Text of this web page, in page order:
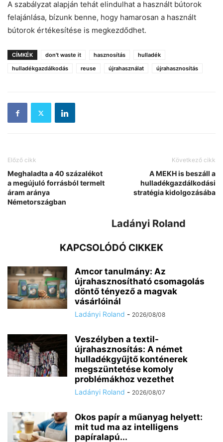
A szabályzat alapján tehát elindulhat a használt bútorok
felajánlása, bízunk benne, hogy hamarosan a használt
bútorok értékesítése is megkezdődhet.
CÍMKÉK don't waste it hasznosítás
hulladék
hulladékgazdálkodás
reuse újrahasználat újrahasznosítás
Előző cikk
Meghaladta a 40 százalékot
a megújuló forrásból termelt
áram aránya
Németországban
Következő cikk
A MEKH is beszáll a
hulladékgazdálkodási
stratégia kidolgozásába
Ladányi Roland
KAPCSOLÓDÓ CIKKEK
Amcor tanulmány: Az
újrahasznosítható csomagolás
döntő tényező a magvak
vásárlóinál
Ladányi Roland - 2026/08/08
Veszélyben a textil-
újrahasznosítás: A német
hulladékgyűjtő konténerek
megszüntetése komoly
problémákhoz vezethet
Ladányi Roland - 2026/08/07
Okos papír a műanyag helyett:
mit tud ma az intelligens
papíralapú...